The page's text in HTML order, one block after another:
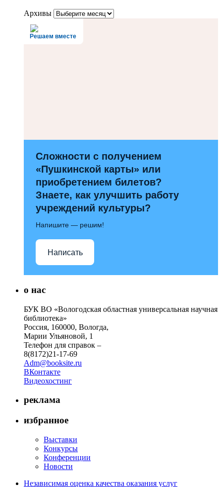
Архивы
Решаем вместе
Сложности с получением
«Пушкинской карты» или
приобретением билетов?
Знаете, как улучшить работу
учреждений культуры?
Напишите — решим!
Написать
о нас
БУК ВО «Вологодская областная универсальная научная
библиотека»
Россия, 160000, Вологда,
Марии Ульяновой, 1
Телефон для справок –
8(8172)21-17-69
Adm@booksite.ru
ВКонтакте
Видеохостинг
реклама
избранное
Выставки
Конкурсы
Конференции
Новости
Независимая оценка качества оказания услуг